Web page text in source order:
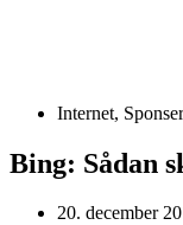
Internet,
Bing: Sådan
20. december